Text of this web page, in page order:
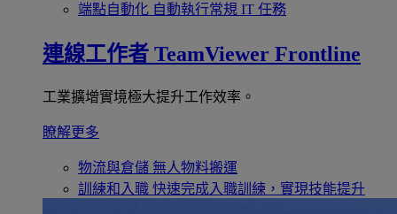
端點自動化 自動執行常規 IT 任務
連線工作者 TeamViewer Frontline
工業擴增實境極大提升工作效率。
瞭解更多
物流與倉儲 無人物料搬運
訓練和入職 快速完成入職訓練，實現技能提升